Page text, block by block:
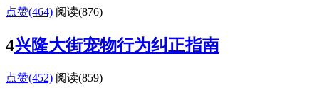
点赞(464) 阅读(876)
4兴隆大街宠物行为纠正指南
点赞(452) 阅读(859)